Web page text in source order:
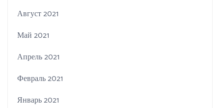
Август 2021
Май 2021
Апрель 2021
Февраль 2021
Январь 2021